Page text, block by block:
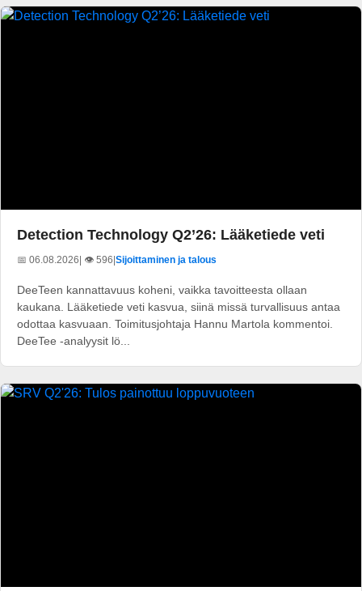
Detection Technology Q2’26: Lääketiede veti
📅 06.08.2026| 👁️ 596|Sijoittaminen ja talous
DeeTeen kannattavuus koheni, vaikka tavoitteesta ollaan
kaukana. Lääketiede veti kasvua, siinä missä turvallisuus antaa
odottaa kasvuaan. Toimitusjohtaja Hannu Martola kommentoi.
DeeTee -analyysit lö...